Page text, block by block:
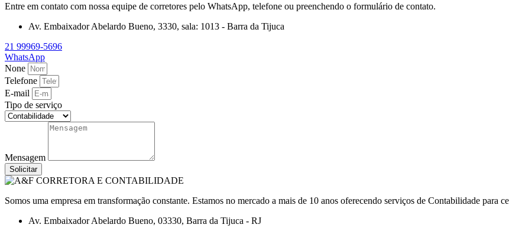
Entre em contato com nossa equipe de corretores pelo WhatsApp, telefone ou preenchendo o formulário de contato.
Av. Embaixador Abelardo Bueno, 3330, sala: 1013 - Barra da Tijuca
21 99969-5696
WhatsApp
None
Telefone
E-mail
Tipo de serviço
Mensagem
Solicitar
Somos uma empresa em transformação constante. Estamos no mercado a mais de 10 anos oferecendo serviços de Contabilidade para
Av. Embaixador Abelardo Bueno, 03330, Barra da Tijuca - RJ